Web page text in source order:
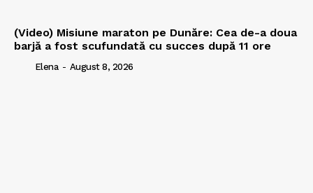
(Video) Misiune maraton pe Dunăre: Cea de-a doua
barjă a fost scufundată cu succes după 11 ore
Elena - August 8, 2026